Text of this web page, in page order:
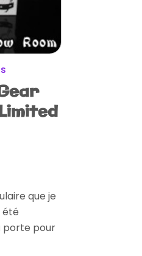
que je
été
porte pour